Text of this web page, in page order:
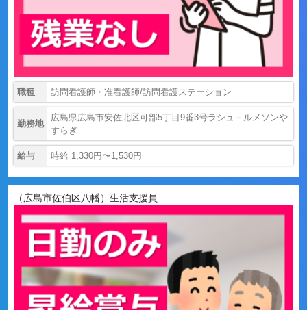
職種 訪問看護師・准看護師/訪問看護ステーション
勤務地
広島県広島市安佐北区可部5丁目9番3号ラシュ－ルメソンや
すらぎ
給与 時給 1,330円〜1,530円
（広島市佐伯区八幡）生活支援員...